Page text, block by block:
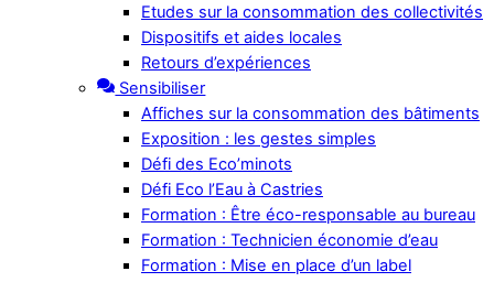
Etudes sur la consommation des collectivités
Dispositifs et aides locales
Retours d’expériences
Sensibiliser
Affiches sur la consommation des bâtiments
Exposition : les gestes simples
Défi des Eco’minots
Défi Eco l’Eau à Castries
Formation : Être éco-responsable au bureau
Formation : Technicien économie d’eau
Formation : Mise en place d’un label